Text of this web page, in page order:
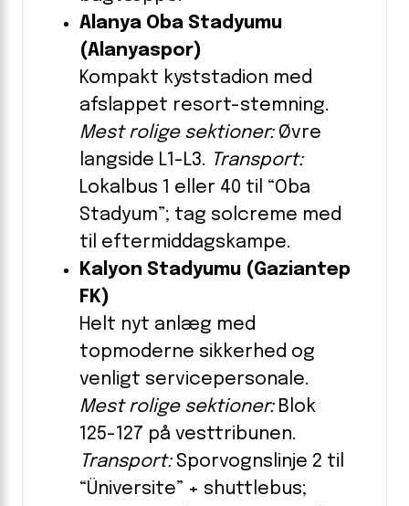
Alanya Oba Stadyumu
(Alanyaspor)
Kompakt kyststadion med
afslappet resort-stemning.
Mest rolige sektioner:Øvre
langside L1-L3. Transport:
Lokalbus 1 eller 40 til “Oba
Stadyum”; tag solcreme med
til eftermiddagskampe.
Kalyon Stadyumu (Gaziantep
FK)
Helt nyt anlæg med
topmoderne sikkerhed og
venligt servicepersonale.
Mest rolige sektioner:Blok
125-127 på vesttribunen.
Transport:Sporvognslinje 2 til
“Üniversite” + shuttlebus;